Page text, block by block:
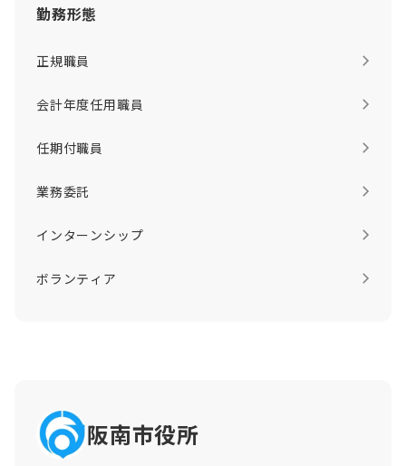
勤務形態
正規職員
会計年度任用職員
任期付職員
業務委託
インターンシップ
ボランティア
阪南市役所